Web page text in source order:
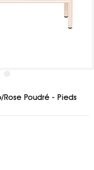
Poudré - Pieds